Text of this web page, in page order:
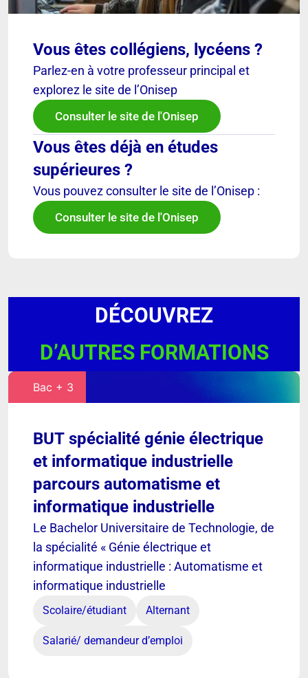
Vous êtes collégiens, lycéens ?
Parlez-en à votre professeur principal et
explorez le site de l’Onisep
Consulter le site de l'Onisep
Vous êtes déjà en études
supérieures ?
Vous pouvez consulter le site de l’Onisep :
Consulter le site de l'Onisep
DÉCOUVREZ
D’AUTRES FORMATIONS
Bac + 3
BUT spécialité génie électrique
et informatique industrielle
parcours automatisme et
informatique industrielle
Le Bachelor Universitaire de Technologie, de
la spécialité « Génie électrique et
informatique industrielle : Automatisme et
informatique industrielle
Scolaire/étudiant Alternant
Salarié/ demandeur d’emploi